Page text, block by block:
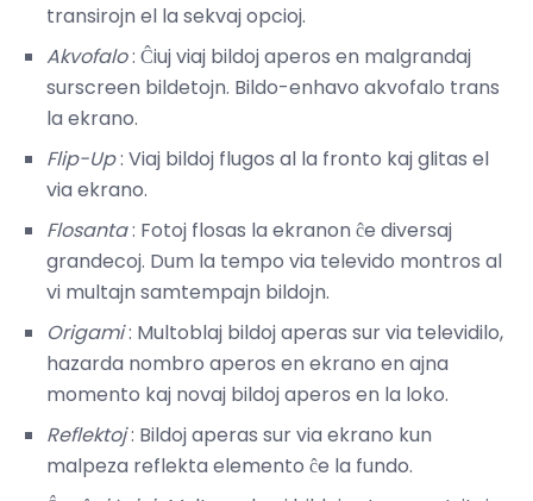
transirojn el la sekvaj opcioj.
Akvofalo: Ĉiuj viaj bildoj aperos en malgrandaj
surscreen bildetojn. Bildo-enhavo akvofalo trans
la ekrano.
Flip-Up: Viaj bildoj flugos al la fronto kaj glitas el
via ekrano.
Flosanta: Fotoj flosas la ekranon ĉe diversaj
grandecoj. Dum la tempo via televido montros al
vi multajn samtempajn bildojn.
Origami: Multoblaj bildoj aperas sur via televidilo,
hazarda nombro aperos en ekrano en ajna
momento kaj novaj bildoj aperos en la loko.
Reflektoj: Bildoj aperas sur via ekrano kun
malpeza reflekta elemento ĉe la fundo.